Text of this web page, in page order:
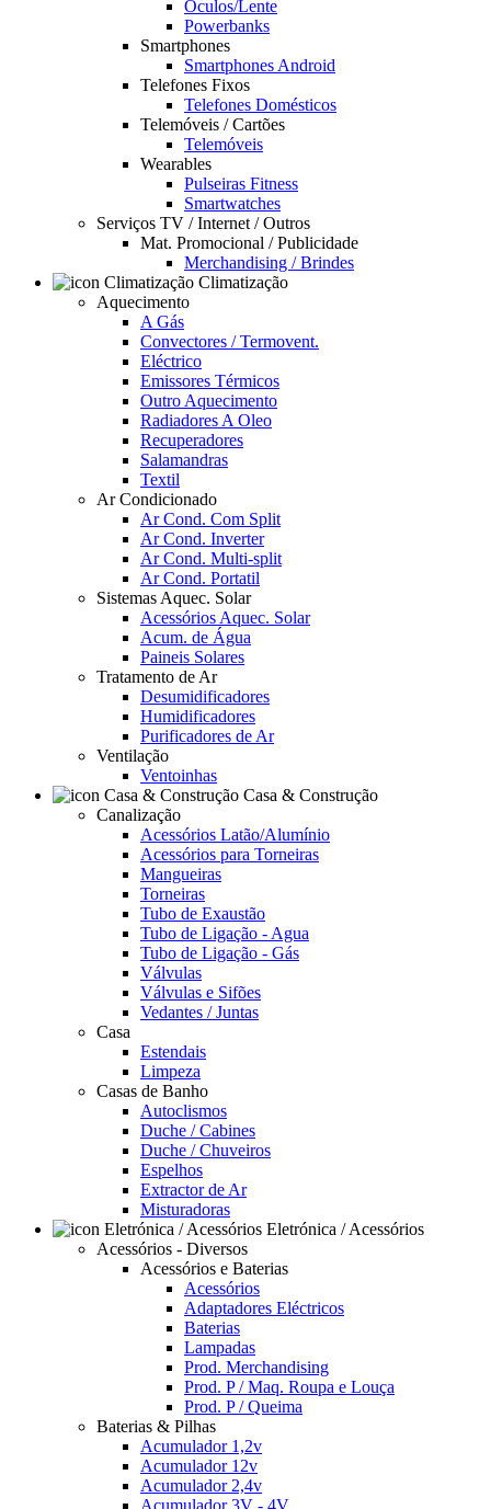
Óculos/Lente
Powerbanks
Smartphones
Smartphones Android
Telefones Fixos
Telefones Domésticos
Telemóveis / Cartões
Telemóveis
Wearables
Pulseiras Fitness
Smartwatches
Serviços TV / Internet / Outros
Mat. Promocional / Publicidade
Merchandising / Brindes
Climatização
Aquecimento
A Gás
Convectores / Termovent.
Eléctrico
Emissores Térmicos
Outro Aquecimento
Radiadores A Oleo
Recuperadores
Salamandras
Textil
Ar Condicionado
Ar Cond. Com Split
Ar Cond. Inverter
Ar Cond. Multi-split
Ar Cond. Portatil
Sistemas Aquec. Solar
Acessórios Aquec. Solar
Acum. de Água
Paineis Solares
Tratamento de Ar
Desumidificadores
Humidificadores
Purificadores de Ar
Ventilação
Ventoinhas
Casa & Construção
Canalização
Acessórios Latão/Alumínio
Acessórios para Torneiras
Mangueiras
Torneiras
Tubo de Exaustão
Tubo de Ligação - Agua
Tubo de Ligação - Gás
Válvulas
Válvulas e Sifões
Vedantes / Juntas
Casa
Estendais
Limpeza
Casas de Banho
Autoclismos
Duche / Cabines
Duche / Chuveiros
Espelhos
Extractor de Ar
Misturadoras
Eletrónica / Acessórios
Acessórios - Diversos
Acessórios e Baterias
Acessórios
Adaptadores Eléctricos
Baterias
Lampadas
Prod. Merchandising
Prod. P / Maq. Roupa e Louça
Prod. P / Queima
Baterias & Pilhas
Acumulador 1,2v
Acumulador 12v
Acumulador 2,4v
Acumulador 3V - 4V